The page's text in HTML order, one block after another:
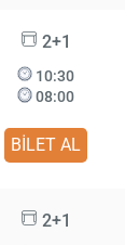
2+1
10:30
08:00
BİLET AL
2+1